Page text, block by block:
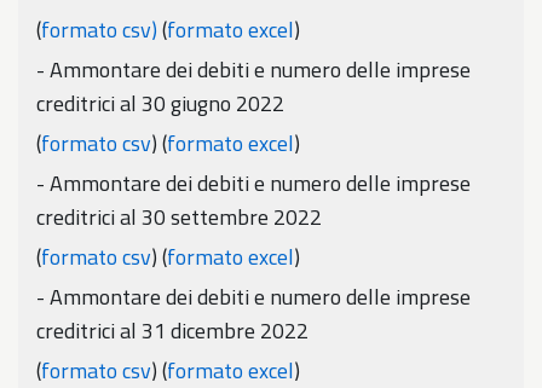
(formato csv)(formato excel)
- Ammontare dei debiti e numero delle imprese
creditrici al 30 giugno 2022
(formato csv) (formato excel)
- Ammontare dei debiti e numero delle imprese
creditrici al 30 settembre 2022
(formato csv) (formato excel)
- Ammontare dei debiti e numero delle imprese
creditrici al 31 dicembre 2022
(formato csv) (formato excel)